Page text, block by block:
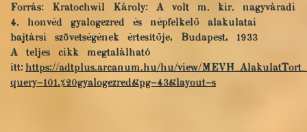
Forrás: Kratochwil Károly: A volt m. kir. nagyváradi
4. honvéd gyalogezred és népfelkelő alakulatai
bajtársi szövetségének értesítője, Budapest, 1933
A teljes cikk megtalálható
itt:https://adtplus.arcanum.hu/hu/view/
query=101.%20gyalogezred&pg=43&layout=s